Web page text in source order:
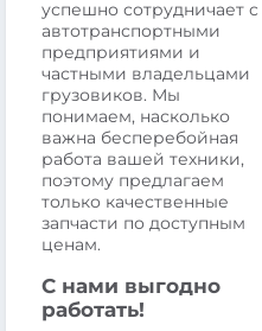
успешно сотрудничает с
автотранспортными
предприятиями и
частными владельцами
грузовиков. Мы
понимаем, насколько
важна бесперебойная
работа вашей техники,
поэтому предлагаем
только качественные
запчасти по доступным
ценам.
С нами выгодно
работать!